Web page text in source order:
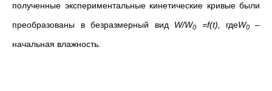
полученные экспериментальные кинетические кривые были
преобразованы в безразмерный вид W/W0 =f(t), гдеW0–
начальная влажность